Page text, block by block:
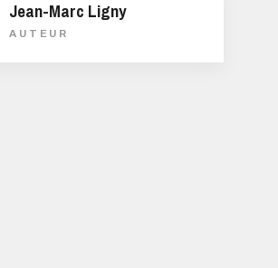
Jean-Marc Ligny
AUTEUR